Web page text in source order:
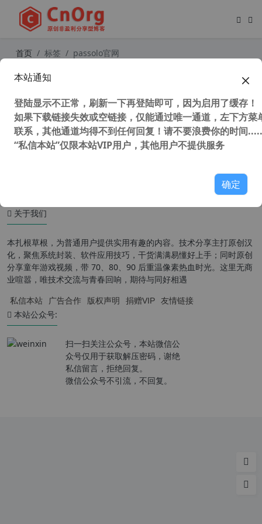
首页 标签 passolo官网
软件本地化工具 软件自动翻译工具
关于我们
本扎根草根，为普通用户提供实用有趣的内容。技术分享主打原创汉
化，聚焦系统封装、软件应用技巧，干货满满易懂好上手；同时原创
分享童年游戏视频，带 70、80、90 后重温像素热血时光。这里无商
业喧嚣，唯技术交流与青春回响，期待与同好相遇
私信本站 广告合作 版权声明 捐赠VIP 友情链接
本站公众号:
扫一扫关注公众号，本站微信公
众号仅用于获取解压密码，谢绝
私信留言，拒绝回复。
微信公众号不引流，不回复。
本站通知
登陆显示不正常，刷新一下再登陆即可，因为启用了缓存！
如果下载链接失效或空链接，仅能通过唯一通道，左下方菜
联系，其他通道均得不到任何回复！请不要浪费你的时间
“私信本站”仅限本站VIP用户，其他用户不提供服务
确定